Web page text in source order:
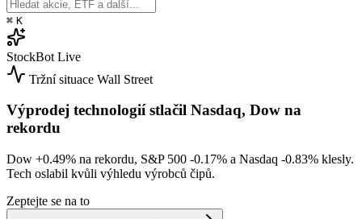
⌘ K
StockBot Live
Tržní situace Wall Street
Výprodej technologií stlačil Nasdaq, Dow na
rekordu
Dow +0.49% na rekordu, S&P 500 -0.17% a Nasdaq -0.83% klesly.
Tech oslabil kvůli výhledu výrobců čipů.
Zeptejte se na to